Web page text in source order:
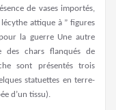
de vases importés,
attique à ” figures
la guerre Une autre
des chars flanqués de
sont présentés trois
statuettes en terre-
d’un tissu).